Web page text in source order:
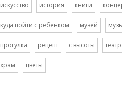
искусство история книги
куда пойти с ребенком музей
прогулка рецепт с высоты театр
храм цветы